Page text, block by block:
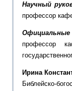
Научный
профессор
профессор
Ирина
Библейско-